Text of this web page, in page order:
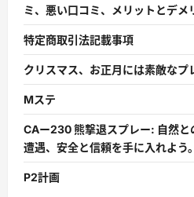
ミ、悪い口コミ、メリットとデメ
特定商取引法記載事項
クリスマス、お正月には素敵なプ
Mステ
CAー230 熊撃退スプレー: 自然
遭遇、安全と信頼を手に入れよう。
P2計画